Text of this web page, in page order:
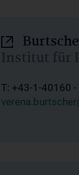
Institut für
T: +43-1-40160